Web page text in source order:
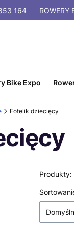
164 ROWERY
Bike Expo
Fotelik dziecięcy
Produkty:
Lista